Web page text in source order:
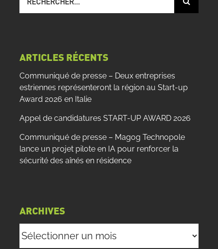
sur
ARTICLES RÉCENTS
Communiqué de presse – Deux entreprises
estriennes représenteront la région au Start-up
Award 2026 en Italie
Appel de candidatures START-UP AWARD 2026
Communiqué de presse – Magog Technopole
lance un projet pilote en IA pour renforcer la
sécurité des aînés en résidence
ARCHIVES